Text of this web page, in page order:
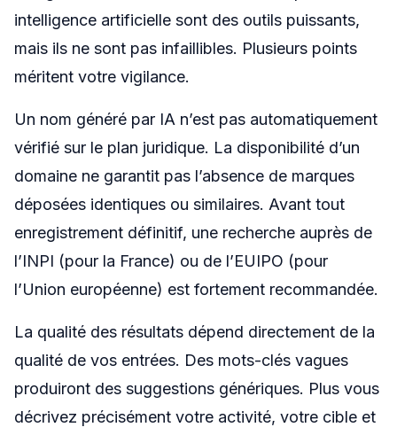
intelligence artificielle sont des outils puissants,
mais ils ne sont pas infaillibles. Plusieurs points
méritent votre vigilance.
Un nom généré par IA n’est pas automatiquement
vérifié sur le plan juridique. La disponibilité d’un
domaine ne garantit pas l’absence de marques
déposées identiques ou similaires. Avant tout
enregistrement définitif, une recherche auprès de
l’INPI (pour la France) ou de l’EUIPO (pour
l’Union européenne) est fortement recommandée.
La qualité des résultats dépend directement de la
qualité de vos entrées. Des mots-clés vagues
produiront des suggestions génériques. Plus vous
décrivez précisément votre activité, votre cible et